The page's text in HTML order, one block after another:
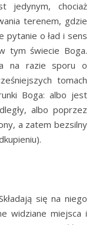
jedynym, chociaż
terenem, gdzie
pytanie o ład i sens
tym świecie Boga.
na razie sporu o
tomach
Boga: albo jest
albo poprzez
a zatem bezsilny
się na niego
widziane miejsca i